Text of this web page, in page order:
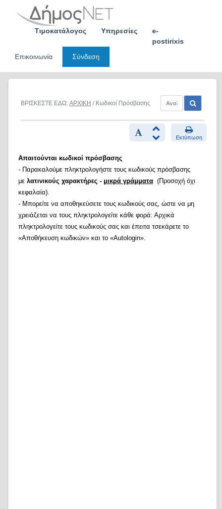
Τιμοκατάλογος Υπηρεσίες
e-
postirixis
Επικοινωνία
Σύνδεση
ΒΡΙΣΚΕΣΤΕ ΕΔΩ: ΑΡΧΙΚΗ / Κωδικοί Πρόσβασης
Εκτύπωση
Απαιτούνται κωδικοί πρόσβασης
- Παρακαλούμε πληκτρολογήστε τους κωδικούς πρόσβασης
με λατινικούς χαρακτήρες - μικρά γράμματα(Προσοχή όχι
κεφαλαία).
- Μπορείτε να αποθηκεύσετε τους κωδικούς σας, ώστε να μη
χρειάζεται να τους πληκτρολογείτε κάθε φορά: Αρχικά
πληκτρολογείτε τους κωδικούς σας και έπειτα τσεκάρετε το
«Αποθήκευση κωδικών» και το «Autologin».